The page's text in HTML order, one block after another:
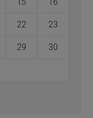
22 23
29 30